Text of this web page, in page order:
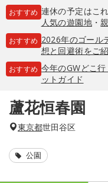
おすすめ 連休の予定はこ
人気の遊園地・
おすすめ 2026年のゴール
想と回避術をご
おすすめ 今年のGWどこ
ットガイド
蘆花恒春園
東京都世田谷区
公園